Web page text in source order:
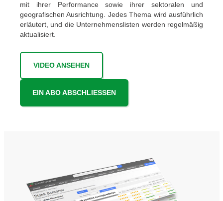
mit ihrer Performance sowie ihrer sektoralen und
geografischen Ausrichtung. Jedes Thema wird ausführlich
erläutert, und die Unternehmenslisten werden regelmäßig
aktualisiert.
VIDEO ANSEHEN
EIN ABO ABSCHLIESSEN